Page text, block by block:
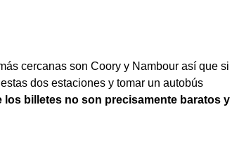
cercanas son Coory y Nambour así que si
dos estaciones y tomar un autobús
los billetes no son precisamente baratos y